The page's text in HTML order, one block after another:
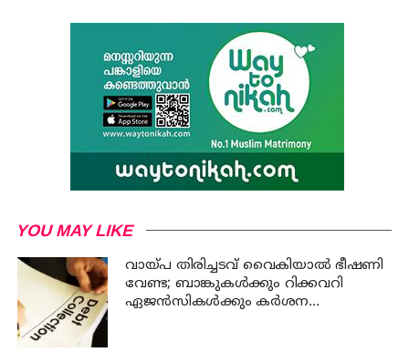
YOU MAY LIKE
വായ്പ തിരിച്ചടവ് വൈകിയാൽ ഭീഷണി
വേണ്ട; ബാങ്കുകൾക്കും റിക്കവറി
ഏജൻസികൾക്കും കർശന